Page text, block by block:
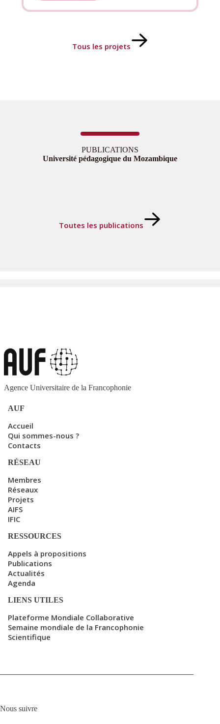
propositions :
recherche
Tous les projets
PUBLICATIONS
Université pédagogique du Mozambique
Toutes les publications
Agence Universitaire de la Francophonie
AUF
Accueil
Qui sommes-nous ?
Contacts
RÉSEAU
Membres
Réseaux
Projets
AIFS
IFIC
RESSOURCES
Appels à propositions
Publications
Actualités
Agenda
LIENS UTILES
Plateforme Mondiale Collaborative
Semaine mondiale de la Francophonie
Scientifique
Nous suivre